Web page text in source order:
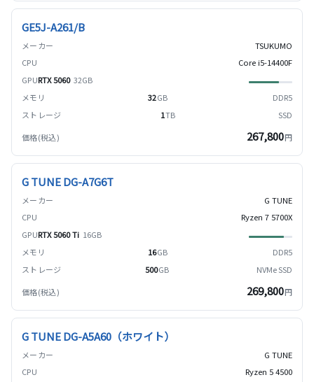
GE5J-A261/B
TSUKUMO
Core i5-14400F
RTX 5060 32GB
32GB
DDR5
1TB SSD
267,800円
G TUNE DG-A7G6T
G TUNE
Ryzen 7 5700X
RTX 5060 Ti 16GB
16GB
DDR5
500GB NVMe SSD
269,800円
G TUNE DG-A5A60（ホワイト）
G TUNE
Ryzen 5 4500